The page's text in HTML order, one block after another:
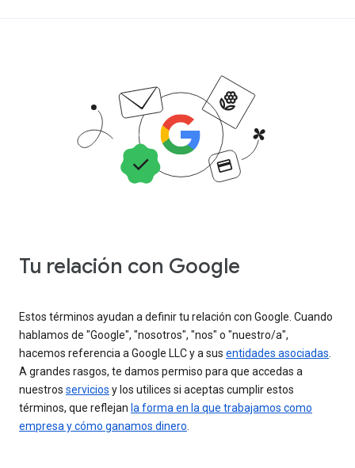
Tu relación con Google
Estos términos ayudan a definir tu relación con Google. Cuando
hablamos de "Google", "nosotros", "nos" o "nuestro/a",
hacemos referencia a Google LLC y a sus entidades asociadas
A grandes rasgos, te damos permiso para que accedas a
nuestros servicios y los utilices si aceptas cumplir estos
términos, que reflejan la forma en la que trabajamos como
empresa y cómo ganamos dinero